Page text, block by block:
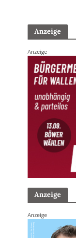
Anzeige
Anzeige
Anzeige
Anzeige